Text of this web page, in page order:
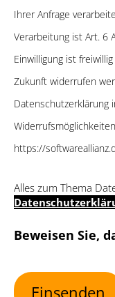
Ihrer Anfrage
Verarbeitung ist Art. 6
Einwilligung ist
Zukunft widerrufen
Datenschutzerklärung
https://
Alles zum Thema
Beweisen Sie,